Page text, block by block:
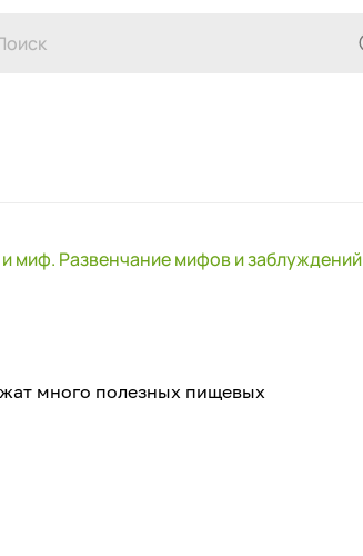
миф. Развенчание мифов и заблуждений
много полезных пищевых